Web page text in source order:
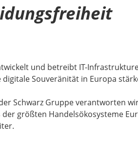
und betreibt IT-
digitale Souveränität in Europa
Schwarz Gruppe verantworten
der größten Handelsökosysteme